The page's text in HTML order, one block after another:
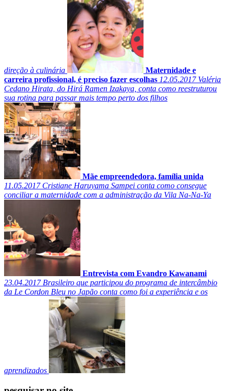
direção à culinária
Maternidade e
carreira profissional, é preciso fazer escolhas 12.05.2017Valéria
Cedano Hirata, do Hirá Ramen Izakaya, conta como reestruturou
sua rotina para passar mais tempo perto dos filhos
Mãe empreendedora, família unida
11.05.2017Cristiane Haruyama Sampei conta como consegue
conciliar a maternidade com a administração da Vila Na-Na-Ya
Entrevista com Evandro Kawanami
23.04.2017Brasileiro que participou do programa de intercâmbio
da Le Cordon Bleu no Japão conta como foi a experiência e os
aprendizados